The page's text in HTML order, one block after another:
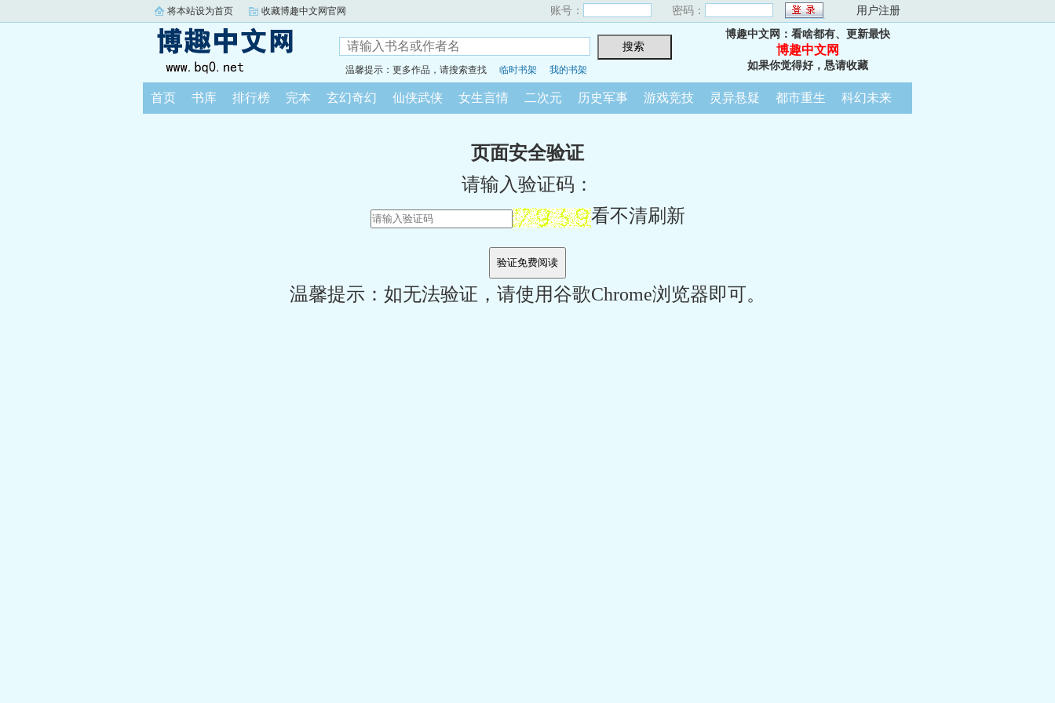
将本站设为首页 收藏博趣中文网官网 账号： 密码： 用户注册
温馨提示：更多作品，请搜索查找 临时书架 我的书架
博趣中文网：看啥都有、更新最快
博趣中文网
如果你觉得好，恳请收藏
首页 书库 排行榜 完本 玄幻奇幻 仙侠武侠 女生言情 二次元 历史军事 游戏竞技 灵异悬疑 都市重生 科幻未来
页面安全验证
请输入验证码：
看不清刷新
温馨提示：如无法验证，请使用谷歌Chrome浏览器即可。